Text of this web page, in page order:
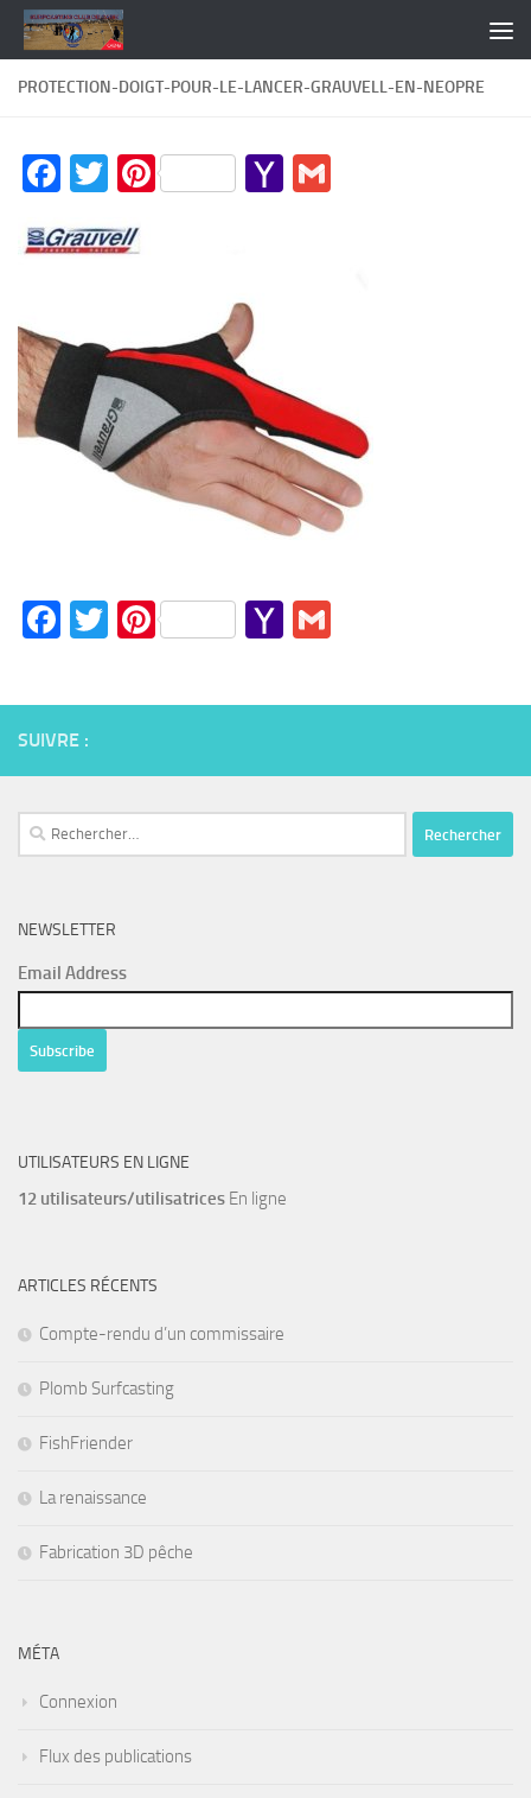
Skip to content
PROTECTION-DOIGT-POUR-LE-LANCER-GRAUVELL-EN-NEOPRE
Facebook
TwitterPinterestYahoo
Facebook
TwitterPinterestYahoo
SUIVRE :
Rechercher :
NEWSLETTER
Email Address
UTILISATEURS EN LIGNE
12 utilisateurs/utilisatrices En ligne
ARTICLES RÉCENTS
Compte-rendu d’un commissaire
Plomb Surfcasting
FishFriender
La renaissance
Fabrication 3D pêche
MÉTA
Connexion
Flux des publications